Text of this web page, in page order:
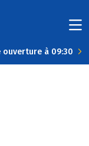
ouverture à 09:30